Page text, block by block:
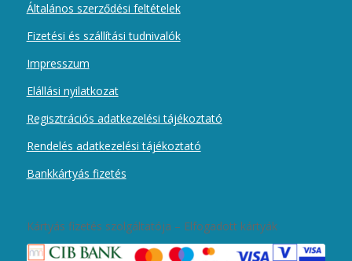
Általános szerződési feltételek
Fizetési és szállítási tudnivalók
Impresszum
Elállási nyilatkozat
Regisztrációs adatkezelési tájékoztató
Rendelés adatkezelési tájékoztató
Bankkártyás fizetés
Kártyás fizetés szolgáltatója – Elfogadott kártyák